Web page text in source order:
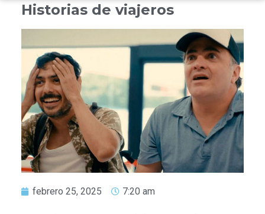
Historias de viajeros
febrero 25, 2025 7:20 am